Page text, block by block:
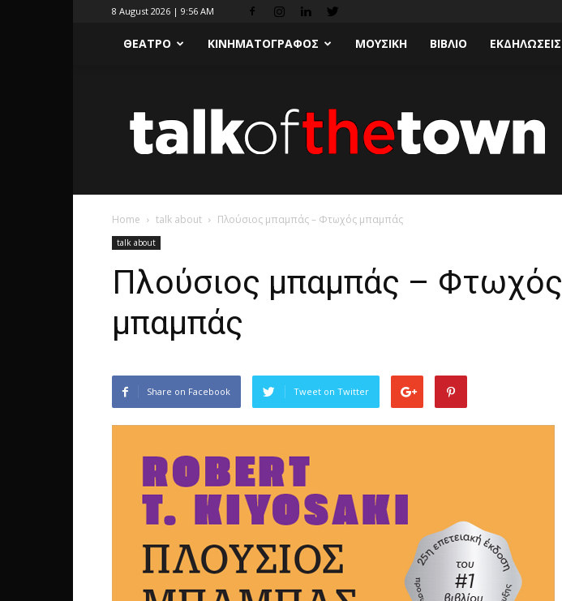
8 August 2026 | 9:56 AM
ΘΕΑΤΡΟ ΚΙΝΗΜΑΤΟΓΡΑΦΟΣ ΜΟΥΣΙΚΗ ΒΙΒΛΙΟ ΕΚΔΗΛΩΣΕΙΣ
Home talk about Πλούσιος μπαμπάς – Φτωχός μπαμπάς
talk about
Πλούσιος μπαμπάς – Φτωχός
μπαμπάς
Share on Facebook Tweet on Twitter